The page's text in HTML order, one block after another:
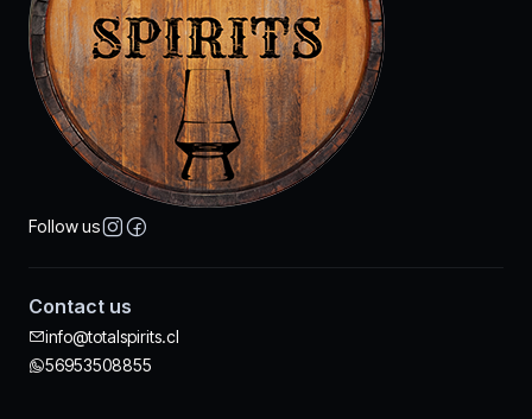
Follow us
Contact us
info@totalspirits.cl
56953508855